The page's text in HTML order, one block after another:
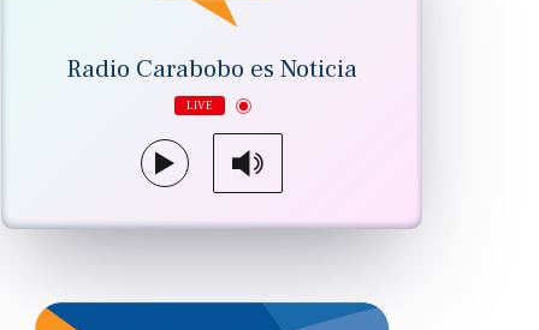
Radio Carabobo es Noticia
LIVE